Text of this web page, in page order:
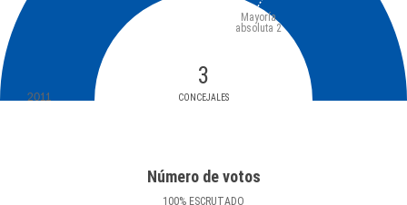
3
CONCEJALES
Mayoría
absoluta 2
2011
Número de votos
100% ESCRUTADO